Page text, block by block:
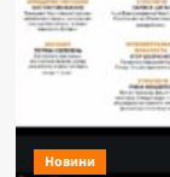
Новини